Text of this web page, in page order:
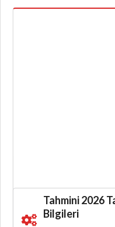
Tahmini 2026
Bilgileri